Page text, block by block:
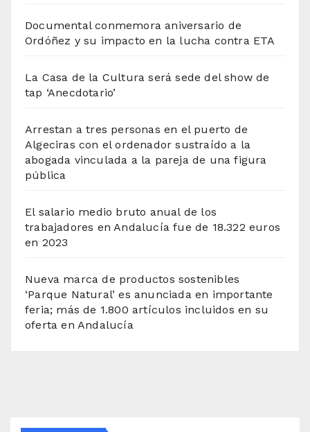
Documental conmemora aniversario de
Ordóñez y su impacto en la lucha contra ETA
La Casa de la Cultura será sede del show de
tap ‘Anecdotario’
Arrestan a tres personas en el puerto de
Algeciras con el ordenador sustraído a la
abogada vinculada a la pareja de una figura
pública
El salario medio bruto anual de los
trabajadores en Andalucía fue de 18.322 euros
en 2023
Nueva marca de productos sostenibles
‘Parque Natural’ es anunciada en importante
feria; más de 1.800 artículos incluidos en su
oferta en Andalucía